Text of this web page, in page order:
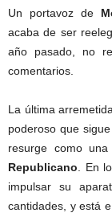
Un portavoz de
acaba de ser
año pasado, no
comentarios.
La última
poderoso que
resurge como
Republicano . En
impulsar su
cantidades, y está